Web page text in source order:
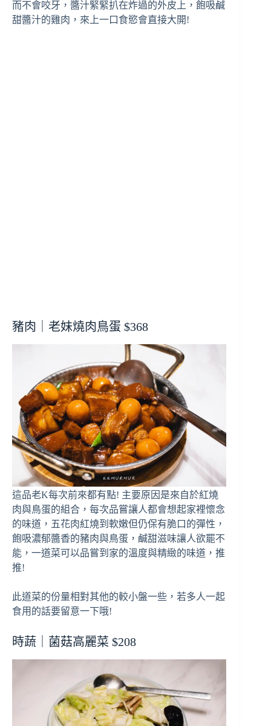
而不會咬牙，醬汁緊緊扒在炸過的外皮上，飽吸鹹
甜醬汁的雞肉，來上一口食慾會直接大開!
豬肉｜老妹燒肉鳥蛋 $368
這品老K每次前來都有點! 主要原因是來自於紅燒
肉與鳥蛋的組合，每次品嘗讓人都會想起家裡懷念
的味道，五花肉紅燒到軟嫩但仍保有脆口的彈性，
飽吸濃郁醬香的豬肉與鳥蛋，鹹甜滋味讓人欲罷不
能，一道菜可以品嘗到家的溫度與精緻的味道，推
推!
此道菜的份量相對其他的較小盤一些，若多人一起
食用的話要留意一下哦!
時蔬｜菌菇高麗菜 $208